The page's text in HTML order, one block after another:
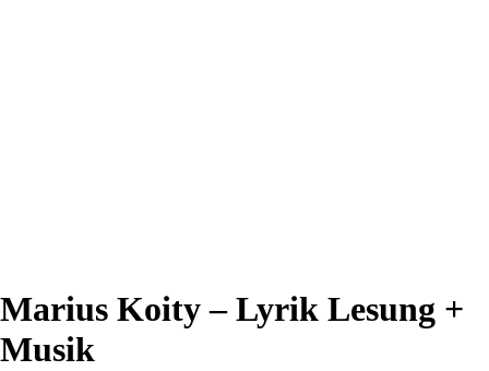
Marius Koity – Lyrik Lesung +
Musik